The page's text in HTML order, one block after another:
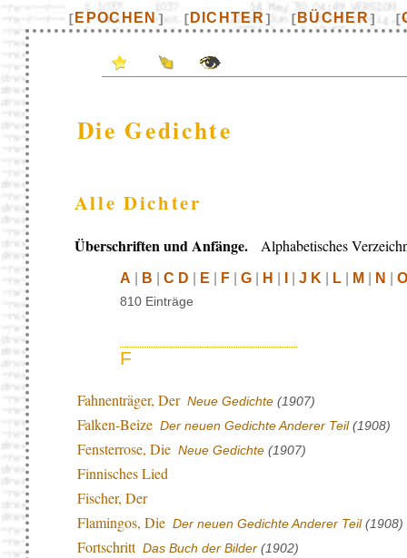
[ EPOCHEN ] [ DICHTER] [ BÜCHER] [
Die Gedichte
Alle Dichter
Überschriften und Anfänge.Alphabetisches
A B C D E F| G| H J K L| M N
810 Einträge
F
Fahnenträger, Der Neue Gedichte(1907)
Falken-Beize Der neuen Gedichte Anderer Teil(1908)
Fensterrose, Die Neue Gedichte(1907)
Finnisches Lied
Fischer, Der
Flamingos, Die Der neuen Gedichte Anderer Teil(1908)
Fortschritt Das Buch der Bilder(1902)